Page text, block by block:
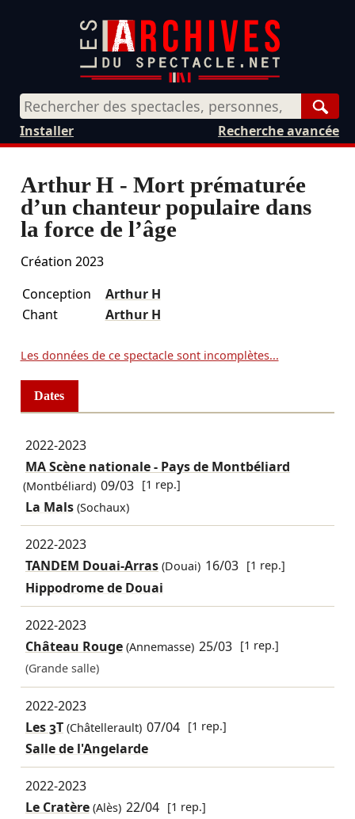
Recherche avancée
Installer
Arthur H - Mort prématurée
d’un chanteur populaire dans
la force de l’âge
Création 2023
Conception
Arthur H
Chant
Arthur H
Les données de ce spectacle sont incomplètes...
Dates
2022-2023
MA Scène nationale - Pays de Montbéliard
(Montbéliard) 09/03 [1 rep.]
La Mals (Sochaux)
2022-2023
TANDEM Douai-Arras(Douai) 16/03 [1 rep.]
Hippodrome de Douai
2022-2023
Château Rouge(Annemasse) 25/03 [1 rep.]
(Grande salle)
2022-2023
Les 3T(Châtellerault) 07/04 [1 rep.]
Salle de l'Angelarde
2022-2023
Le Cratère(Alès) 22/04 [1 rep.]